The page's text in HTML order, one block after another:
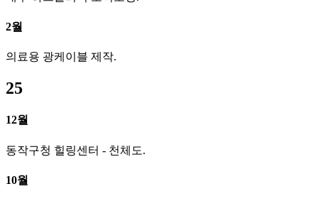
2월
의료용 광케이블 제작.
25
12월
동작구청 힐링센터 - 천체도.
10월